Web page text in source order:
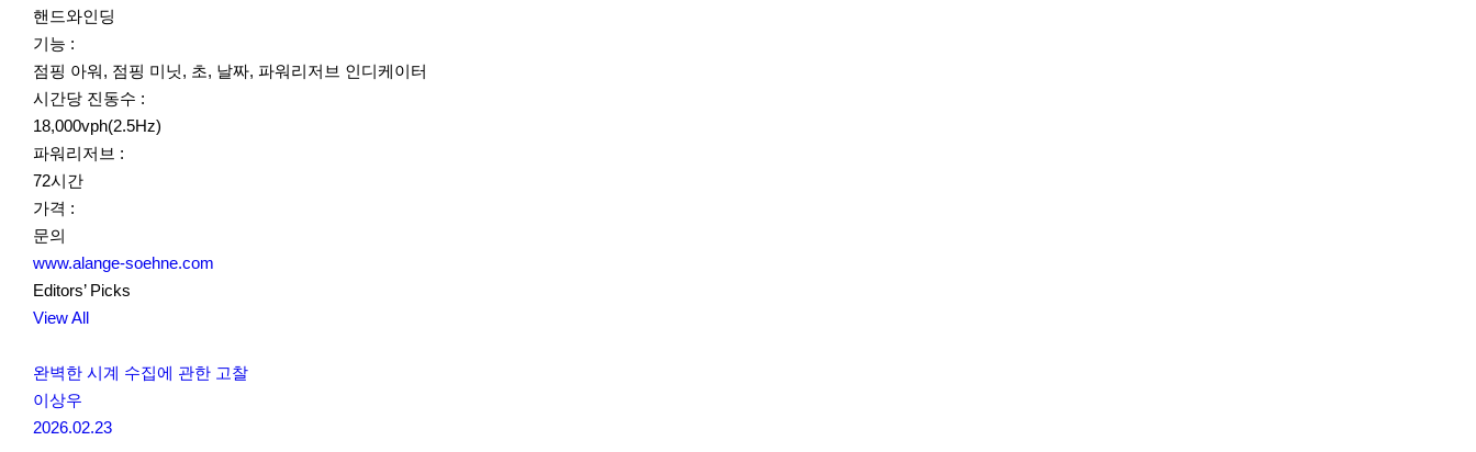
핸드와인딩
기능 :
점핑 아워, 점핑 미닛, 초, 날짜, 파워리저브 인디케이터
시간당 진동수 :
18,000vph(2.5Hz)
파워리저브 :
72시간
가격 :
문의
www.alange-soehne.com
Editors’ Picks
View All
완벽한 시계 수집에 관한 고찰
이상우
2026.02.23